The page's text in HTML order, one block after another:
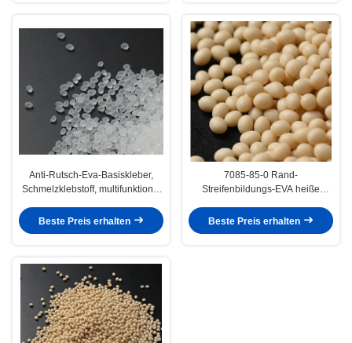
Anti-Rutsch-Eva-Basiskleber,
Schmelzklebstoff, multifunktional
Beste Preis erhalten
7085-85-0 Rand-
Streifenbildungs-EVA heiße
Beste Preis erhalten